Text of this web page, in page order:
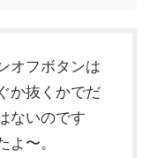
オフボタンは
か抜くかでだ
ないのです
〜。